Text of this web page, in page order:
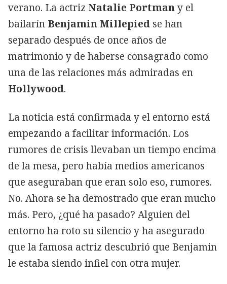
verano. La actriz Natalie Portmany el
bailarín Benjamin Millepied se han
separado después de once años de
matrimonio y de haberse consagrado como
una de las relaciones más admiradas en
Hollywood.
La noticia está confirmada y el entorno está
empezando a facilitar información. Los
rumores de crisis llevaban un tiempo encima
de la mesa, pero había medios americanos
que aseguraban que eran solo eso, rumores.
No. Ahora se ha demostrado que eran mucho
más. Pero, ¿qué ha pasado? Alguien del
entorno ha roto su silencio y ha asegurado
que la famosa actriz descubrió que Benjamin
le estaba siendo infiel con otra mujer.